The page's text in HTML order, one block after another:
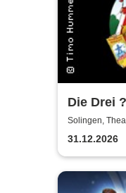
Die Drei
Rätsel
Solingen,
31.12.2026